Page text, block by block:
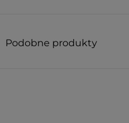
Podobne produkty